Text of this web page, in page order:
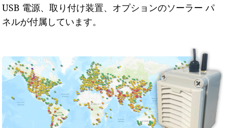
USB 電源、取り付け装置、オプションのソーラー パ
ネルが付属しています。